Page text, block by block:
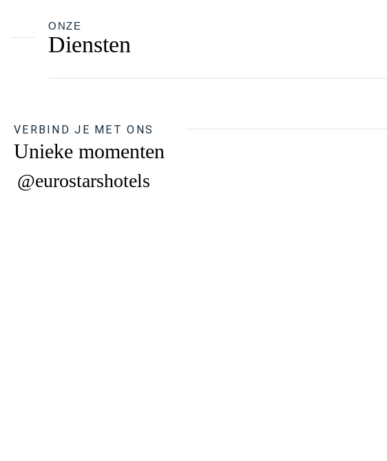
ONZE
Diensten
VERBIND JE MET ONS
Unieke momenten
@eurostarshotels